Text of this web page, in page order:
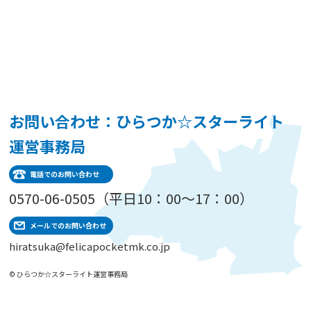
お問い合わせ：ひらつか☆スターライト
運営事務局
電話でのお問い合わせ
0570-06-0505（平日10：00～17：00）
メールでのお問い合わせ
hiratsuka@felicapocketmk.co.jp
© ひらつか☆スターライト運営事務局